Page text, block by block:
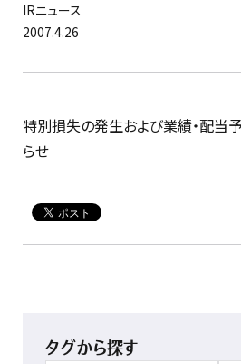
IRニュース
2007.4.26
特別損失の発生および業績・配当
らせ
タグから探す